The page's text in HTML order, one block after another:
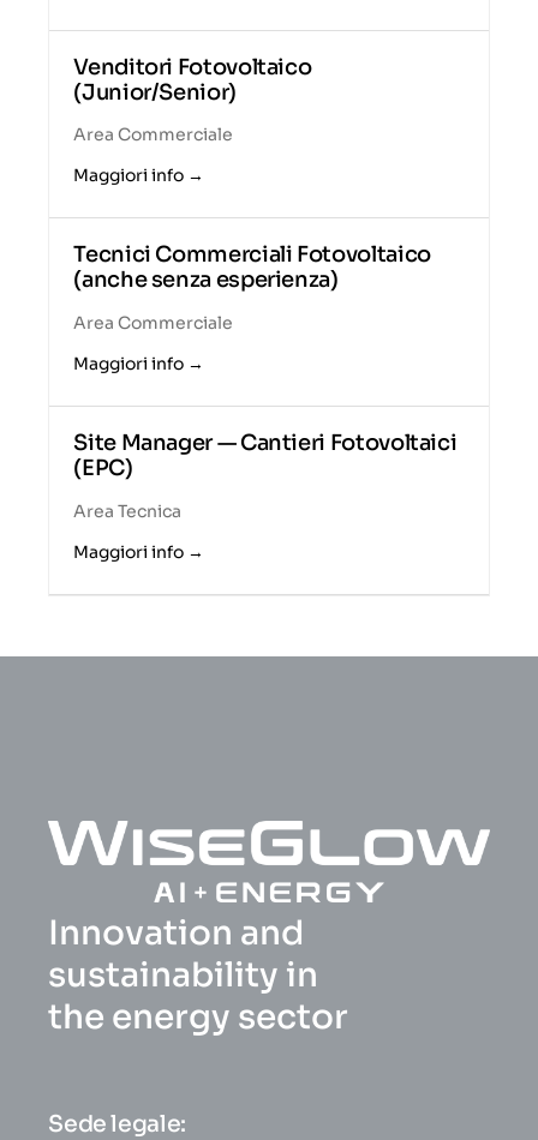
Venditori Fotovoltaico
(Junior/Senior)
Area Commerciale
Maggiori info
Tecnici Commerciali Fotovoltaico
(anche senza esperienza)
Area Commerciale
Maggiori info
Site Manager — Cantieri Fotovoltaici
(EPC)
Area Tecnica
Maggiori info
Innovation and
sustainability in
the energy sector
Sede legale: